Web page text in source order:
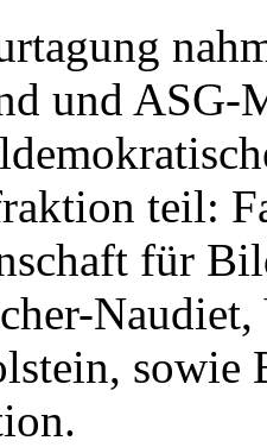
und ASG-
teil:
für
sowie